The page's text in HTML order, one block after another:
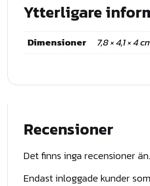
Ytterligare
Dimensioner 7,8 × 4,1 × 4
Recensioner
Det finns inga recensioner än.
Endast inloggade kunder